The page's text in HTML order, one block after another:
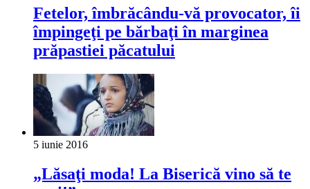
Fetelor, îmbrăcându-vă provocator, îi
împingeţi pe bărbaţi în marginea
prăpastiei păcatului
5 iunie 2016
„Lăsaţi moda! La Biserică vino să te